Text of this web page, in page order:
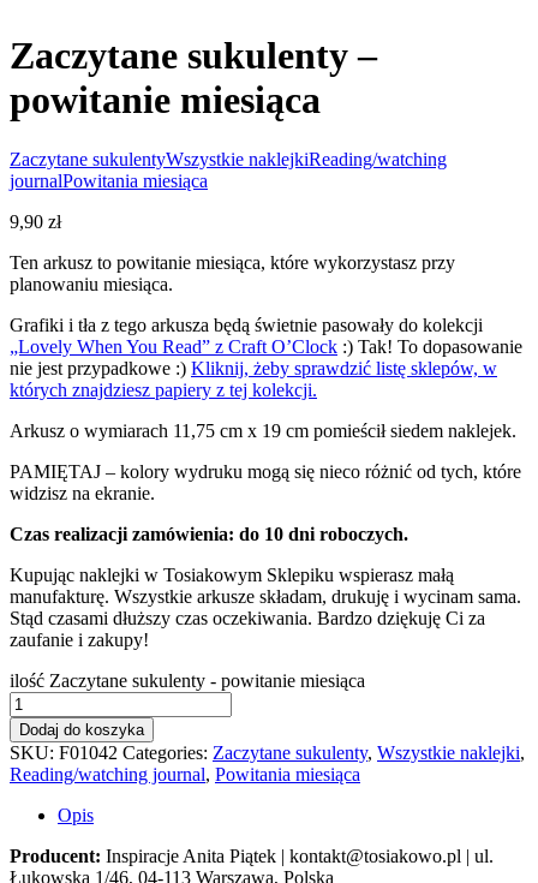
Zaczytane sukulenty –
powitanie miesiąca
Zaczytane sukulentyWszystkie naklejkiReading/watching
journalPowitania miesiąca
9,90 zł
Ten arkusz to powitanie miesiąca, które wykorzystasz przy
planowaniu miesiąca.
Grafiki i tła z tego arkusza będą świetnie pasowały do kolekcji
„Lovely When You Read” z Craft O’Clock :) Tak! To dopasowanie
nie jest przypadkowe :) Kliknij, żeby sprawdzić listę sklepów, w
których znajdziesz papiery z tej kolekcji.
Arkusz o wymiarach 11,75 cm x 19 cm pomieścił siedem naklejek.
PAMIĘTAJ – kolory wydruku mogą się nieco różnić od tych, które
widzisz na ekranie.
Czas realizacji zamówienia: do 10 dni roboczych.
Kupując naklejki w Tosiakowym Sklepiku wspierasz małą
manufakturę. Wszystkie arkusze składam, drukuję i wycinam sama.
Stąd czasami dłuższy czas oczekiwania. Bardzo dziękuję Ci za
zaufanie i zakupy!
ilość Zaczytane sukulenty - powitanie miesiąca
Dodaj do koszyka
SKU: F01042 Categories: Zaczytane sukulenty, Wszystkie naklejki,
Reading/watching journal, Powitania miesiąca
Opis
Producent: Inspiracje Anita Piątek | kontakt@tosiakowo.pl | ul.
Łukowska 1/46, 04-113 Warszawa, Polska